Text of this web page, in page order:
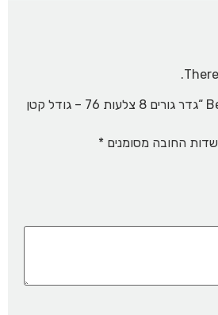
Be the first to review “גדר גורים 8 צלעות 76 – גודל קטן
שדות החובה מסומנים *